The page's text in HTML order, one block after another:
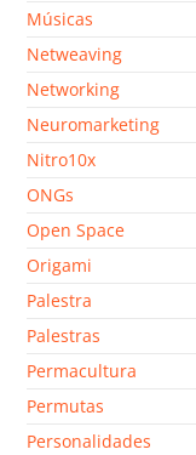
Músicas
Netweaving
Networking
Neuromarketing
Nitro10x
ONGs
Open Space
Origami
Palestra
Palestras
Permacultura
Permutas
Personalidades